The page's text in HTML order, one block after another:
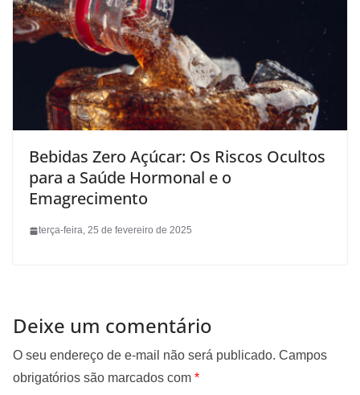
Bebidas Zero Açúcar: Os Riscos Ocultos
para a Saúde Hormonal e o
Emagrecimento
terça-feira, 25 de fevereiro de 2025
Deixe um comentário
O seu endereço de e-mail não será publicado. Campos
obrigatórios são marcados com *